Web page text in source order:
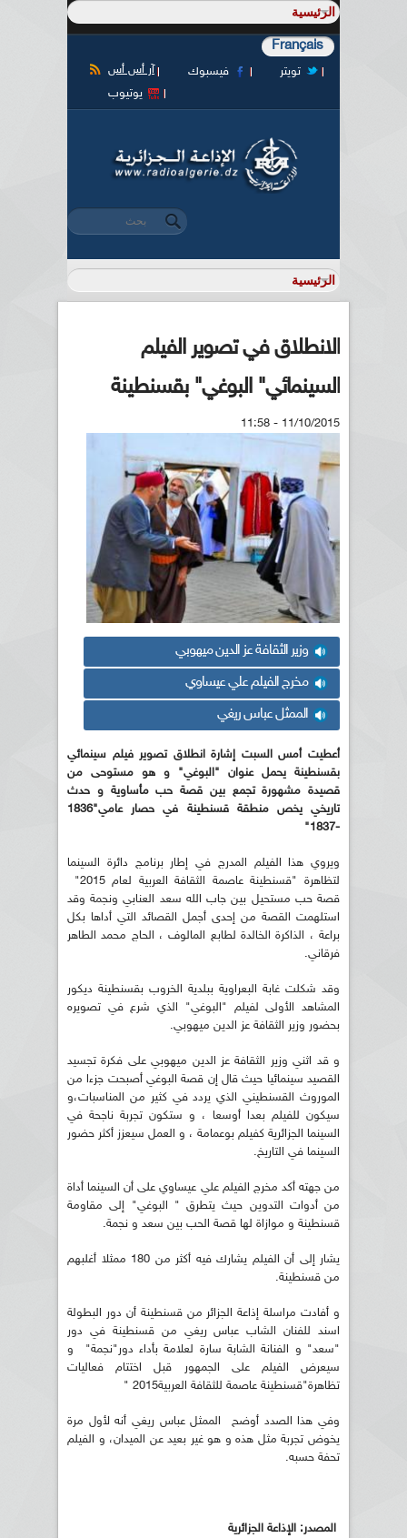
Français
آر أس أس فيسبوك
تويتر
يوتيوب
استمارة البحث
‏بحث ‏
الانطلاق في تصوير الفيلم
السينمائي" البوغي" بقسنطينة
11/10/2015 - 11:58
وزير الثقافة عز الدين ميهوبي
مخرج الفيلم علي عيساوي
الممثل عباس ريغي
أعطيت أمس السبت إشارة انطلاق تصوير فيلم سينمائي
بقسنطينة يحمل عنوان "البوغي" و هو مستوحى من
قصيدة مشهورة تجمع بين قصة حب مأساوية و حدث
تاريخي يخص منطقة قسنطينة في حصار عامي"1836
-1837"
ويروي هذا الفيلم المدرج في إطار برنامج دائرة السينما
لتظاهرة "قسنطينة عاصمة الثقافة العربية لعام 2015"
قصة حب مستحيل بين جاب الله سعد العنابي ونجمة وقد
استلهمت القصة من إحدى أجمل القصائد التي أداها بكل
براعة ، الذاكرة الخالدة لطابع المالوف ، الحاج محمد الطاهر
فرقاني.
وقد شكلت غابة البعراوية ببلدية الخروب بقسنطينة ديكور
المشاهد الأولى لفيلم "البوغي" الذي شرع في تصويره
بحضور وزير الثقافة عز الدين ميهوبي.
و قد اثني وزير الثقافة عز الدين ميهوبي على فكرة تجسيد
القصيد سينمائيا حيث قال إن قصة البوغي أصبحت جزءا من
الموروث القسنطيني الذي يردد في كثير من المناسبات،و
سيكون للفيلم بعدا أوسعا ، و ستكون تجربة ناجحة في
السينما الجزائرية كفيلم بوعمامة ، و العمل سيعزز أكثر حضور
السينما في التاريخ.
من جهته أكد مخرج الفيلم علي عيساوي على أن السينما أداة
من أدوات التدوين حيث يتطرق " البوغي" إلى مقاومة
قسنطينة و موازاة لها قصة الحب بين سعد و نجمة.
يشار إلى أن الفيلم يشارك فيه أكثر من 180 ممثلا أغلبهم
من قسنطينة.
و أفادت مراسلة إذاعة الجزائر من قسنطينة أن دور البطولة
اسند للفنان الشاب عباس ريغي من قسنطينة في دور
"سعد" و الفنانة الشابة سارة لعلامة بأداء دور"نجمة" و
سيعرض الفيلم على الجمهور قبل اختتام فعاليات
تظاهرة"قسنطينة عاصمة للثقافة العربية2015 "
وفي هذا الصدد أوضح الممثل عباس ريغي أنه لأول مرة
يخوض تجربة مثل هذه و هو غير بعيد عن الميدان، و الفيلم
تحفة حسبه.
المصدر: الإذاعة الجزائرية